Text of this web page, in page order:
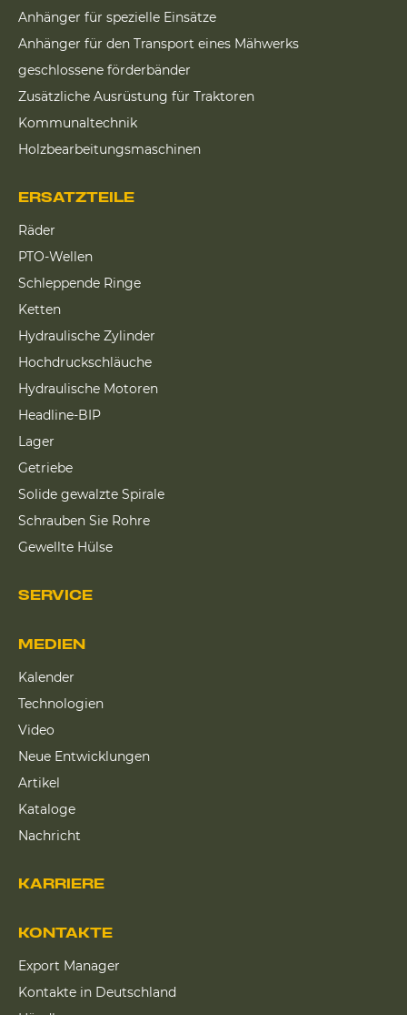
Anhänger für spezielle Einsätze
Anhänger für den Transport eines Mähwerks
geschlossene förderbänder
Zusätzliche Ausrüstung für Traktoren
Kommunaltechnik
Holzbearbeitungsmaschinen
ERSATZTEILE
Räder
PTO-Wellen
Schleppende Ringe
Ketten
Hydraulische Zylinder
Hochdruckschläuche
Hydraulische Motoren
Headline-BIP
Lager
Getriebe
Solide gewalzte Spirale
Schrauben Sie Rohre
Gewellte Hülse
SERVICE
KARRIERE
MEDIEN
Kalender
Technologien
Video
Neue Entwicklungen
Artikel
Kataloge
Nachricht
KONTAKTE
Export Manager
Kontakte in Deutschland